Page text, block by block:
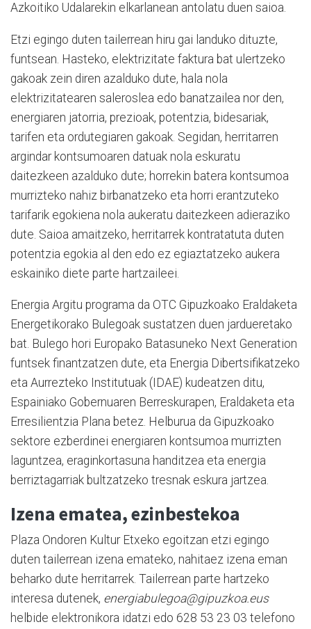
Azkoitiko Udalarekin elkarlanean antolatu duen saioa.
Etzi egingo duten tailerrean hiru gai landuko dituzte,
funtsean. Hasteko, elektrizitate faktura bat ulertzeko
gakoak zein diren azalduko dute, hala nola
elektrizitatearen saleroslea edo banatzailea nor den,
energiaren jatorria, prezioak, potentzia, bidesariak,
tarifen eta ordutegiaren gakoak. Segidan, herritarren
argindar kontsumoaren datuak nola eskuratu
daitezkeen azalduko dute; horrekin batera kontsumoa
murrizteko nahiz birbanatzeko eta horri erantzuteko
tarifarik egokiena nola aukeratu daitezkeen adieraziko
dute. Saioa amaitzeko, herritarrek kontratatuta duten
potentzia egokia al den edo ez egiaztatzeko aukera
eskainiko diete parte hartzaileei.
Energia Argitu programa da OTC Gipuzkoako Eraldaketa
Energetikorako Bulegoak sustatzen duen jardueretako
bat. Bulego hori Europako Batasuneko Next Generation
funtsek finantzatzen dute, eta Energia Dibertsifikatzeko
eta Aurrezteko Institutuak (IDAE) kudeatzen ditu,
Espainiako Gobernuaren Berreskurapen, Eraldaketa eta
Erresilientzia Plana betez. H elburua da Gipuzkoako
sektore ezberdinei energiaren kontsumoa murrizten
laguntzea, eraginkortasuna handitzea eta energia
berriztagarriak bultzatzeko tresnak eskura jartzea.
Izena ematea, ezinbestekoa
Plaza Ondoren Kultur Etxeko egoitzan etzi egingo
duten tailerrean izena emateko, nahitaez izena eman
beharko dute herritarrek. Tailerrean parte hartzeko
interesa dutenek, energiabulegoa@gipuzkoa.eus
helbide elektronikora idatzi edo 628 53 23 03 telefono